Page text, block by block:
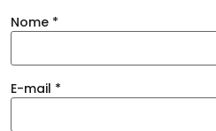
Nome *
E-mail *